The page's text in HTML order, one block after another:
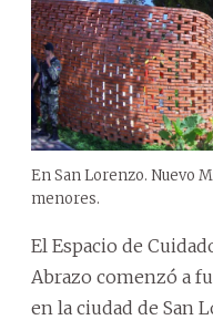
En San Lorenzo. Nuevo
menores.
El Espacio de
Abrazo comenzó a
en la ciudad de San